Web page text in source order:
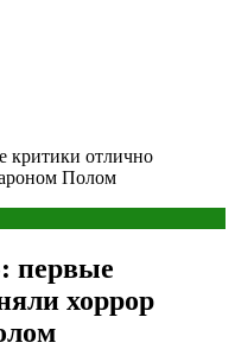
критики отлично
Полом
первые
хоррор